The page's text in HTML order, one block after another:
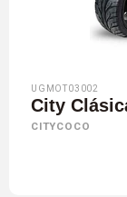
UGMOT03002
City
CITYCOCO